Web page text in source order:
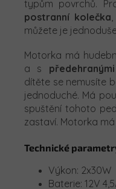
typům povrchů.
postranní kolečka
můžete je
Motorka má
a s
dítěte se nemusíte
jednoduché. Má
spuštění tohoto
zastaví. Motorka
Technické
Výkon: 2x30W
Baterie: 12V